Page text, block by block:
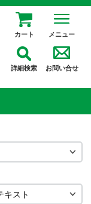
カート メニュー
詳細検索 お問い合せ